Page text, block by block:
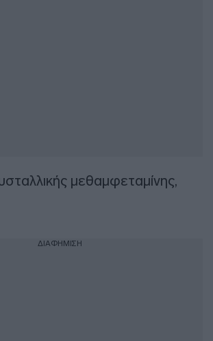
μεθαμφεταμίνης,
ΔΙΑΦΗΜΙΣΗ